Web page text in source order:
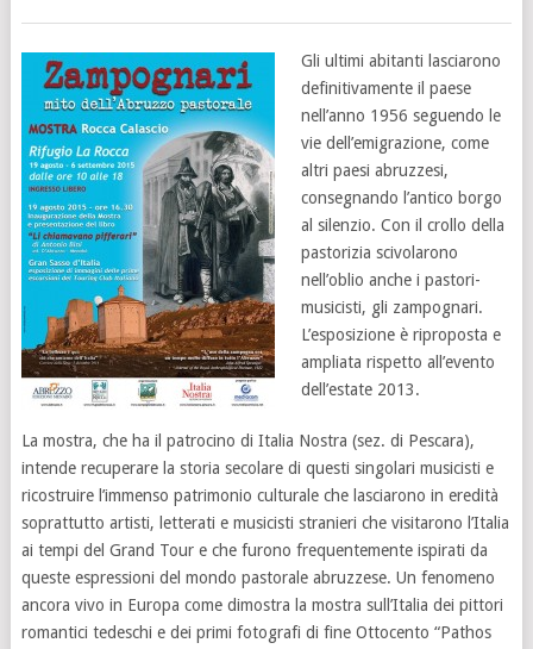
Gli ultimi abitanti lasciarono
definitivamente il paese
nell’anno 1956 seguendo le
vie dell’emigrazione, come
altri paesi abruzzesi,
consegnando l’antico borgo
al silenzio. Con il crollo della
pastorizia scivolarono
nell’oblio anche i pastori-
musicisti, gli zampognari.
L’esposizione è riproposta e
ampliata rispetto all’evento
dell’estate 2013.
La mostra, che ha il patrocino di Italia Nostra (sez. di Pescara),
intende recuperare la storia secolare di questi singolari musicisti e
ricostruire l’immenso patrimonio culturale che lasciarono in eredità
soprattutto artisti, letterati e musicisti stranieri che visitarono l’Italia
ai tempi del Grand Tour e che furono frequentemente ispirati da
queste espressioni del mondo pastorale abruzzese. Un fenomeno
ancora vivo in Europa come dimostra la mostra sull’Italia dei pittori
romantici tedeschi e dei primi fotografi di fine Ottocento “Pathos